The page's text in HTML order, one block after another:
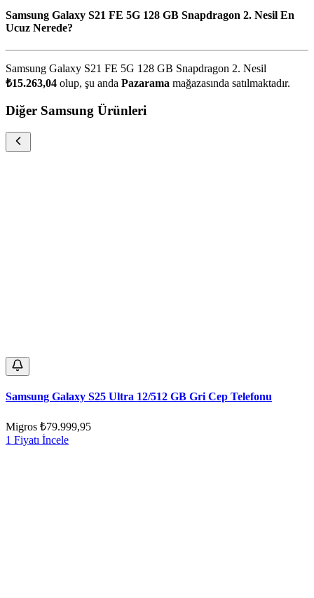
Samsung Galaxy S21 FE 5G 128 GB Snapdragon 2. Nesil En
Ucuz Nerede?
Samsung Galaxy S21 FE 5G 128 GB Snapdragon 2. Nesil
₺15.263,04 olup, şu anda Pazarama mağazasında satılmaktadır.
Diğer Samsung Ürünleri
Samsung Galaxy S25 Ultra 12/512 GB Gri Cep Telefonu
Migros ₺79.999,95
1 Fiyatı İncele